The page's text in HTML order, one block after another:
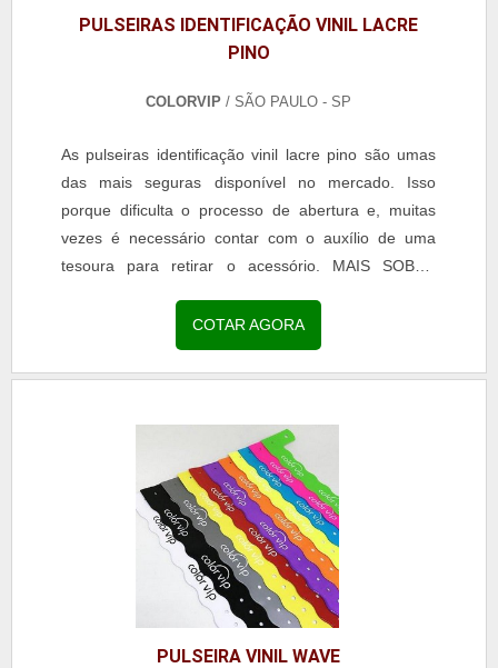
PULSEIRAS IDENTIFICAÇÃO VINIL LACRE
PINO
COLORVIP/ SÃO PAULO - SP
As pulseiras identificação vinil lacre pino são umas
das mais seguras disponível no mercado. Isso
porque dificulta o processo de abertura e, muitas
vezes é necessário contar com o auxílio de uma
tesoura para retirar o acessório. MAIS SOBRE
pulseira é o mais indicado para ser utilizado em
eventos de longa duração, já que possui também
resistência para ter contato com a água e até
COTAR AGORA
PULSEIRA VINIL WAVE